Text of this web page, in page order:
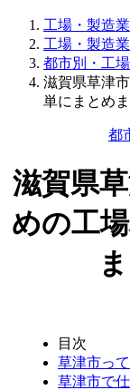
工場・製造
工場・製造
都市別・工
滋賀県草津
単にまとめま
都
滋賀県
めの工
目次
草津市っ
草津市で